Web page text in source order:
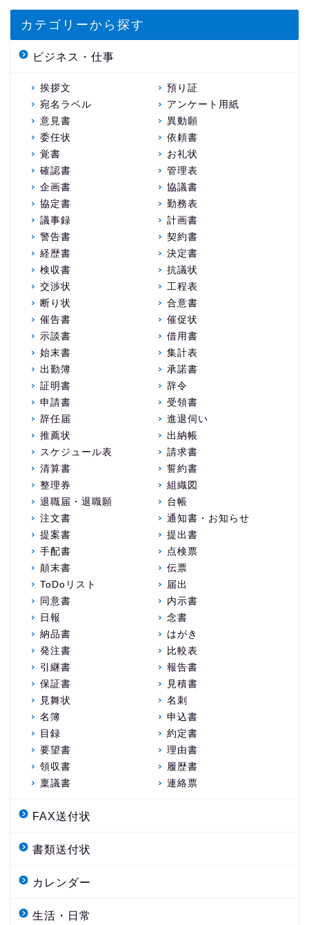
カテゴリーから探す
ビジネス・仕事
挨拶文
預り証
宛名ラベル
アンケート用紙
意見書
異動願
委任状
依頼書
覚書
お礼状
確認書
管理表
企画書
協議書
協定書
勤務表
議事録
計画書
警告書
契約書
経歴書
決定書
検収書
抗議状
交渉状
工程表
断り状
合意書
催告書
催促状
示談書
借用書
始末書
集計表
出勤簿
承諾書
証明書
辞令
申請書
受領書
辞任届
進退伺い
推薦状
出納帳
スケジュール表
請求書
清算書
誓約書
整理券
組織図
退職届・退職願
台帳
注文書
通知書・お知らせ
提案書
提出書
手配書
点検票
顛末書
伝票
ToDoリスト
届出
同意書
内示書
日報
念書
納品書
はがき
発注書
比較表
引継書
報告書
保証書
見積書
見舞状
名刺
名簿
申込書
目録
約定書
要望書
理由書
領収書
履歴書
稟議書
連絡票
FAX送付状
書類送付状
カレンダー
生活・日常